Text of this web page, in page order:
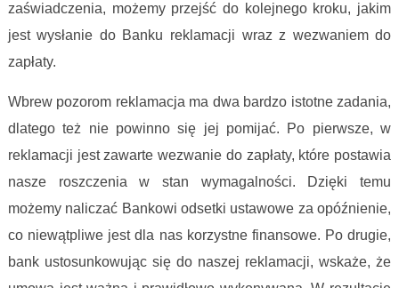
zaświadczenia, możemy przejść do kolejnego kroku, jakim
jest wysłanie do Banku reklamacji wraz z wezwaniem do
zapłaty.
Wbrew pozorom reklamacja ma dwa bardzo istotne zadania,
dlatego też nie powinno się jej pomijać. Po pierwsze, w
reklamacji jest zawarte wezwanie do zapłaty, które postawia
nasze roszczenia w stan wymagalności. Dzięki temu
możemy naliczać Bankowi odsetki ustawowe za opóźnienie,
co niewątpliwe jest dla nas korzystne finansowe. Po drugie,
bank ustosunkowując się do naszej reklamacji, wskaże, że